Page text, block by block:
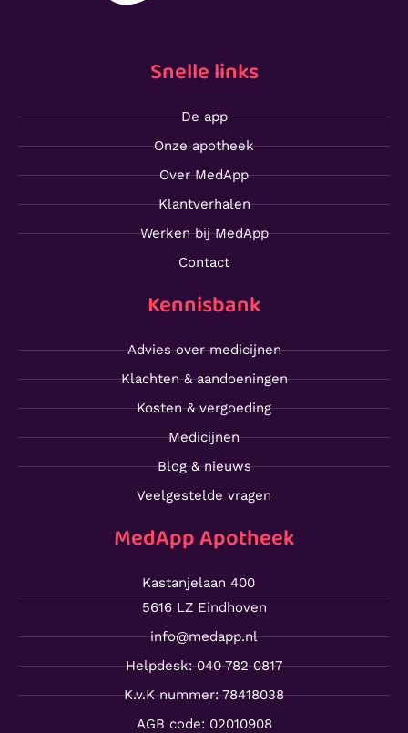
Snelle links
De app
Onze apotheek
Over MedApp
Klantverhalen
Werken bij MedApp
Contact
Kennisbank
Advies over medicijnen
Klachten & aandoeningen
Kosten & vergoeding
Medicijnen
Blog & nieuws
Veelgestelde vragen
MedApp Apotheek
Kastanjelaan 400
5616 LZ Eindhoven
info@medapp.nl
Helpdesk: 040 782 0817
K.v.K nummer: 78418038
AGB code: 02010908